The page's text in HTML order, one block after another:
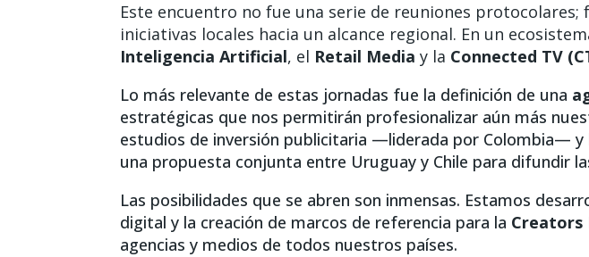
Este encuentro no fue una serie de reuniones
iniciativas locales hacia un alcance regional. En un
Inteligencia Artificial, el Retail Media y la Connected TV
Lo más relevante de estas jornadas fue la definición de una
estratégicas que nos permitirán profesionalizar aún más
estudios de inversión publicitaria —liderada por Colombia— y
una propuesta conjunta entre Uruguay y Chile para difundir
Las posibilidades que se abren son inmensas. Estamos
digital y la creación de marcos de referencia para la Creators
agencias y medios de todos nuestros países.